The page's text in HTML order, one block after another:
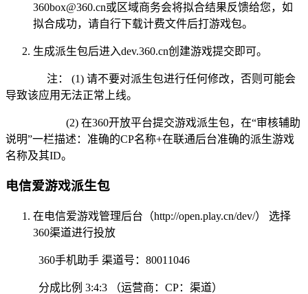
360box@360.cn或区域商务会将拟合结果反馈给您，如
拟合成功，请自行下载计费文件后打游戏包。
生成派生包后进入dev.360.cn创建游戏提交即可。
注： (1) 请不要对派生包进行任何修改，否则可能会
导致该应用无法正常上线。
(2) 在360开放平台提交游戏派生包，在“审核辅助
说明”一栏描述：准确的CP名称+在联通后台准确的派生游戏
名称及其ID。
电信爱游戏派生包
在电信爱游戏管理后台（http://open.play.cn/dev/） 选择
360渠道进行投放
360手机助手 渠道号：80011046
分成比例 3:4:3 （运营商：CP：渠道）